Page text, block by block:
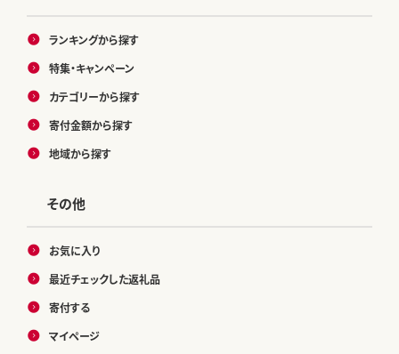
ランキングから探す
特集・キャンペーン
カテゴリーから探す
寄付金額から探す
地域から探す
その他
お気に入り
最近チェックした返礼品
寄付する
マイページ